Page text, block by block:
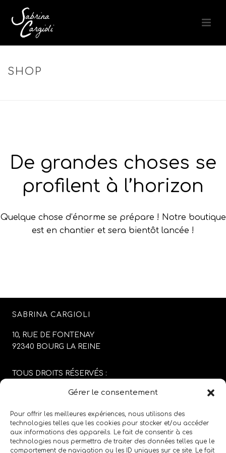
Gérer le consentement
Pour offrir les meilleures expériences, nous utilisons des
technologies telles que les cookies pour stocker et/ou accéder
aux informations des appareils. Le fait de consentir à ces
technologies nous permettra de traiter des données telles que le
comportement de navigation ou les ID uniques sur ce site. Le fait
SHOP
De grandes choses se
profilent à l’horizon
Quelque chose d’énorme se prépare ! Notre boutique
est en chantier et sera bientôt lancée !
SABRINA CARGIOLI
10, RUE DE FONTENAY
92340 BOURG LA REINE
TOUS DROITS RÉSERVÉS :
CONCEPTION DU SITE :
MENTIONS LÉGALES/CGV